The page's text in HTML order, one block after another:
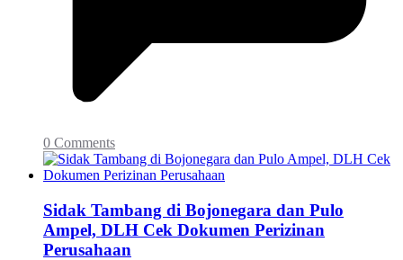
0 Comments
Sidak Tambang di Bojonegara dan Pulo
Ampel, DLH Cek Dokumen Perizinan
Perusahaan